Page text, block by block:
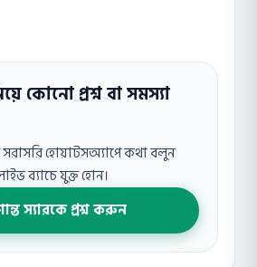
কোনো প্রশ্ন বা সমস্যা
সরাসরি হোয়াটসঅ্যাপে কথা বলুন
ব্যাচে যুক্ত হোন।
স্যারকে প্রশ্ন করুন